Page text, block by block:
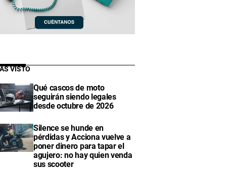
VISTO
Qué cascos de moto
seguirán siendo legales
desde octubre de 2026
Silence se hunde en
pérdidas y Acciona vuelve a
poner dinero para tapar el
agujero: no hay quien venda
sus scooter